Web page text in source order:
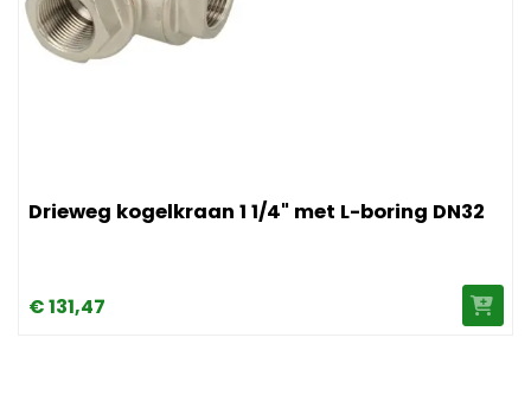
Drieweg kogelkraan 1 1/4" met L-boring DN32
€131,47